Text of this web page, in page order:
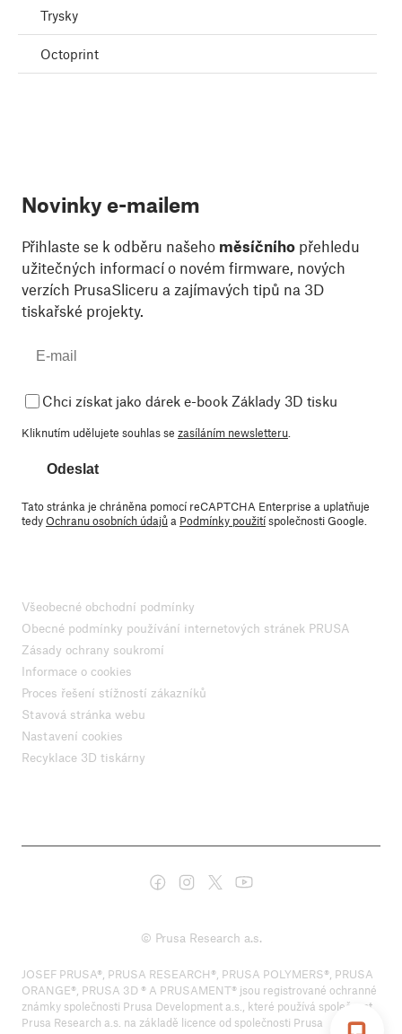
Trysky
Octoprint
Novinky e-mailem
Přihlaste se k odběru našeho měsíčního přehledu
užitečných informací o novém firmware, nových
verzích PrusaSliceru a zajímavých tipů na 3D
tiskařské projekty.
Chci získat jako dárek e-book Základy 3D tisku
Kliknutím udělujete souhlas se zasíláním newsletteru
Odeslat
Tato stránka je chráněna pomocí reCAPTCHA Enterprise a uplatňuje
tedyOchranu osobních údajůa Podmínky použitíspolečnosti Google.
Všeobecné obchodní podmínky
Obecné podmínky používání internetových stránek PRUSA
Zásady ochrany soukromí
Informace o cookies
Proces řešení stížností zákazníků
Stavová stránka webu
Nastavení cookies
Recyklace 3D tiskárny
© Prusa Research a.s.
JOSEF PRUSA®, PRUSA RESEARCH®, PRUSA POLYMERS®, PRUSA
ORANGE®, PRUSA 3D ® A PRUSAMENT® jsou registrované ochranné
známky společnosti Prusa Development a.s., které používá společnost
Prusa Research a.s. na základě licence od společnosti Prusa